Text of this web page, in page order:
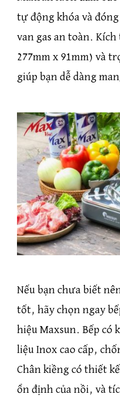
tự động khóa và
van gas an toàn.
277mm x 91mm) và
giúp bạn dễ dàng
Nếu bạn chưa biết
tốt, hãy chọn ngay
hiệu Maxsun. Bếp có
liệu Inox cao cấp,
Chân kiềng có thiết
ổn định của nồi, và